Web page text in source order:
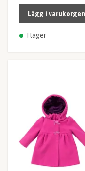
Lägg i varukorgen
I lager